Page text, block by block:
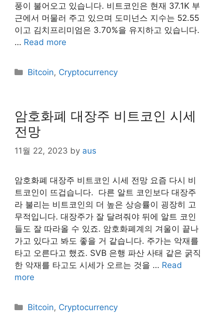
풍이 불어오고 있습니다. 비트코인은 현재 37.1K 부
근에서 머물러 주고 있으며 도미넌스 지수는 52.55
이고 김치프리미엄은 3.70%을 유지하고 있습니다.
… Read more
Categories
Bitcoin, Cryptocurrency
암호화폐 대장주 비트코인 시세
전망
11월 22, 2023 by aus
암호화폐 대장주 비트코인 시세 전망 요즘 다시 비
트코인이 뜨겁습니다. ​ 다른 알트 코인보다 대장주
라 불리는 비트코인의 더 높은 상승률이 굉장히 고
무적입니다. 대장주가 잘 달려줘야 뒤에 알트 코인
들도 잘 따라올 수 있죠. 암호화폐계의 겨울이 끝나
가고 있다고 봐도 좋을 거 같습니다. 주가는 악재를
타고 오른다고 했죠. SVB 은행 파산 사태 같은 굵직
한 악재를 타고도 시세가 오르는 것을 … Read
more
Categories
Bitcoin, Cryptocurrency